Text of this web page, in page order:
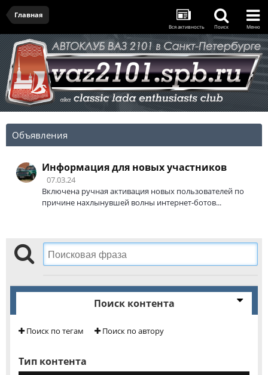
Главная
Вся активность Поиск Меню
Объявления
Информация для новых участников
07.03.24
Включена ручная активация новых пользователей по
причине нахлынувшей волны интернет-ботов...
Поиск контента
Поиск по тегам Поиск по автору
Тип контента